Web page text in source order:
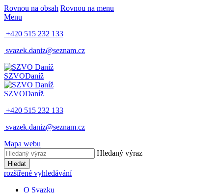
Rovnou na obsah Rovnou na menu
Menu
+420 515 232 133
svazek.daniz@seznam.cz
SZVODaníž
SZVODaníž
+420 515 232 133
svazek.daniz@seznam.cz
Mapa webu
Hledaný výraz
Hledat
rozšířené vyhledávání
O Svazku